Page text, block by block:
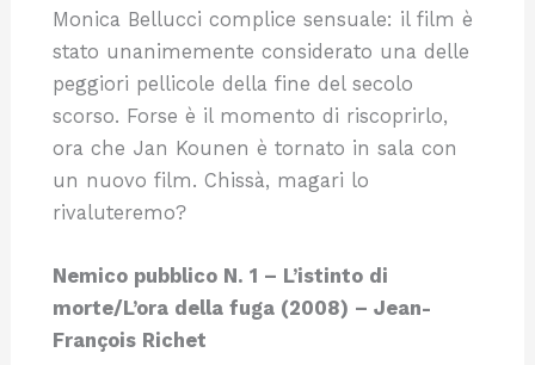
Monica Bellucci complice sensuale: il film è
stato unanimemente considerato una delle
peggiori pellicole della fine del secolo
scorso. Forse è il momento di riscoprirlo,
ora che Jan Kounen è tornato in sala con
un nuovo film. Chissà, magari lo
rivaluteremo?
Nemico pubblico N. 1 – L’istinto di
morte/L’ora della fuga (2008) – Jean-
François Richet